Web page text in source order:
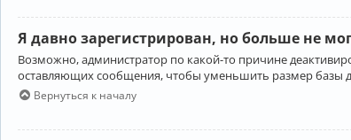
Я давно зарегистрирован, но больше не
Возможно, администратор по какой-то причине
оставляющих сообщения, чтобы уменьшить размер базы
Вернуться к началу